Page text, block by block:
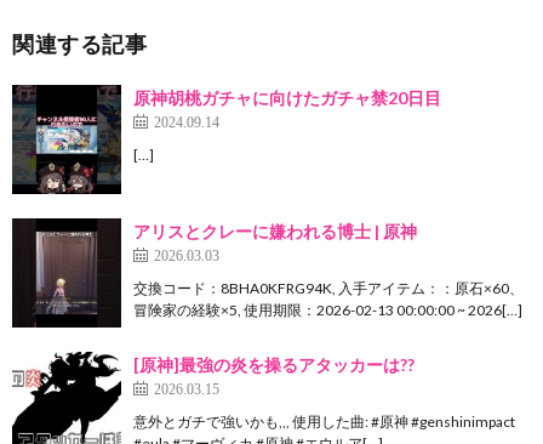
関連する記事
原神胡桃ガチャに向けたガチャ禁20日目
2024.09.14
[…]
アリスとクレーに嫌われる博士 | 原神
2026.03.03
交換コード：8BHA0KFRG94K, 入手アイテム：：原石×60、
冒険家の経験×5, 使用期限：2026-02-13 00:00:00 ~ 2026[…]
[原神]最強の炎を操るアタッカーは??
2026.03.15
意外とガチで強いかも,,, 使用した曲: #原神 #genshinimpact